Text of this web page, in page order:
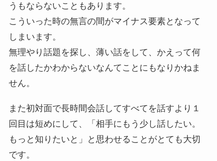
うもならないこともあります。
こういった時の無言の間がマイナス要素となって
しまいます。
無理やり話題を探し、薄い話をして、かえって何
を話したかわからないなんてことにもなりかねま
せん。
また初対面で長時間会話してすべてを話すより１
回目は短めにして、「相手にもう少し話したい。
もっと知りたいと」と思わせることがとても大切
です。